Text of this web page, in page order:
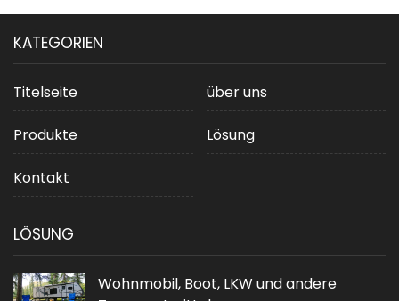
KATEGORIEN
Titelseite über uns
Produkte Lösung
Kontakt
LÖSUNG
Wohnmobil, Boot, LKW und andere